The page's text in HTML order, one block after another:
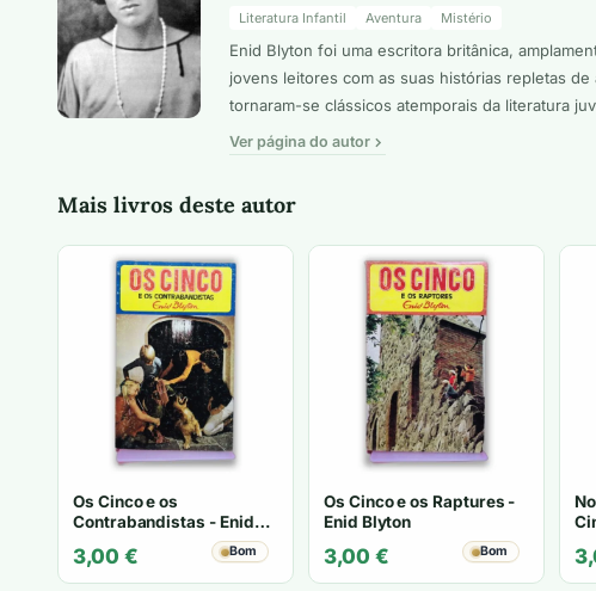
Literatura Infantil Aventura Mistério
Enid Blyton foi uma escritora britânica,
jovens leitores com as suas histórias repletas
tornaram-se clássicos atemporais da literatura
Ver página do autor
Mais livros deste autor
Os Cinco e os
Contrabandistas - Enid
3,00 € Bom
Os Cinco e os Raptures -
Enid Blyton
3,00 € Bom